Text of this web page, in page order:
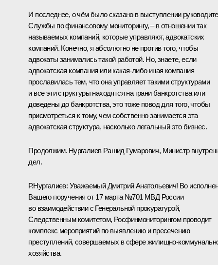
И последнее, о чём было сказано в выступлении
Службы по финансовому мониторингу, – в отношении так
называемых компаний, которые управляют, адвокатских
компаний. Конечно, я абсолютно не против того, чтобы
адвокаты занимались такой работой. Но, знаете, если
адвокатская компания или какая‑либо иная компания
прославилась тем, что она управляет такими структурами
и все эти структуры находятся на грани банкротства или
доведены до банкротства, это тоже повод для того, чтобы
присмотреться к тому, чем собственно занимается эта
адвокатская структура, насколько легальный это бизнес.
Продолжим. Нургалиев Рашид Гумарович, Министр
дел.
Р.Нургалиев: Уважаемый Дмитрий Анатольевич! Во
Вашего поручения от 17 марта №701 МВД России
во взаимодействии с Генеральной прокуратурой,
Следственным комитетом, Росфинмониторингом проводит
комплекс мероприятий по выявлению и пресечению
преступлений, совершаемых в сфере жилищно-
хозяйства.